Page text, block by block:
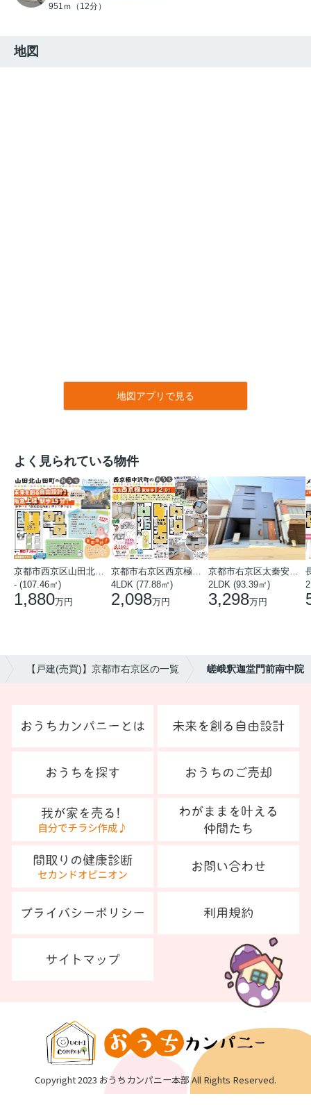
951ｍ（12分）
地図
地図アプリで見る
よく見られている物件
京都市西京区山田北山田町
- (107.46㎡)
1,880万円
京都市右京区西京極中沢町
4LDK (77.88㎡)
2,098万円
京都市右京区太秦安井藤ノ木町
2LDK (93.39㎡)
3,298万円
【戸建(売買)】京都市右京区の一覧 嵯峨釈迦堂門前南中院
Copyright 2023 おうちカンパニー本部 All Rights Reserved.